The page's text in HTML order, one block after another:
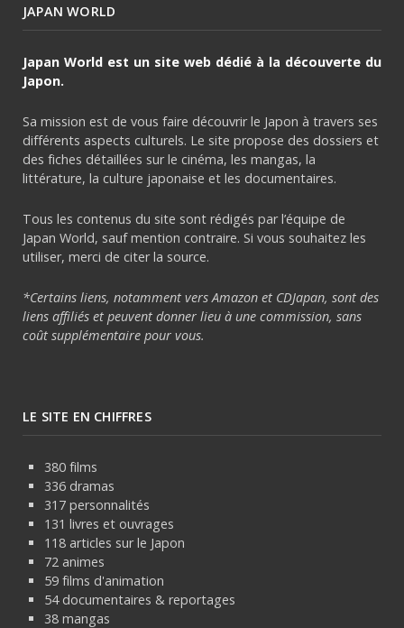
JAPAN WORLD
Japan World est un site web dédié à la découverte du
Japon.
Sa mission est de vous faire découvrir le Japon à travers ses
différents aspects culturels. Le site propose des dossiers et
des fiches détaillées sur le cinéma, les mangas, la
littérature, la culture japonaise et les documentaires.
Tous les contenus du site sont rédigés par l’équipe de
Japan World, sauf mention contraire. Si vous souhaitez les
utiliser, merci de citer la source.
*Certains liens, notamment vers Amazon et CDJapan, sont des
liens affiliés et peuvent donner lieu à une commission, sans
coût supplémentaire pour vous.
LE SITE EN CHIFFRES
380 films
336 dramas
317 personnalités
131 livres et ouvrages
118 articles sur le Japon
72 animes
59 films d'animation
54 documentaires & reportages
38 mangas